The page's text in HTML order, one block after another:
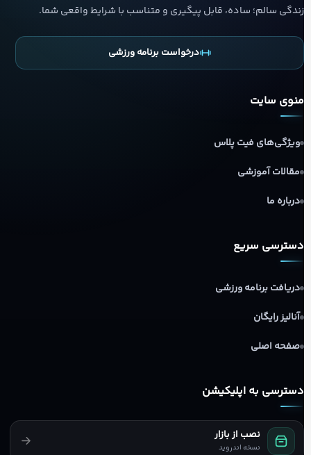
زندگی سالم؛ ساده، قابل پیگیری و متناسب با شرایط واقعی شما.
درخواست برنامه ورزشی
منوی سایت
ویژگی‌های فیت پلاس
مقالات آموزشی
درباره ما
دسترسی سریع
دریافت برنامه ورزشی
آنالیز رایگان
صفحه اصلی
دسترسی به اپلیکیشن
نصب از بازار
نسخه اندروید